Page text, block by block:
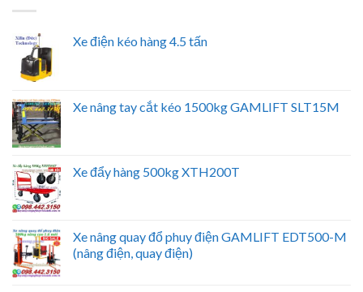
Xe điện kéo hàng 4.5 tấn
Xe nâng tay cắt kéo 1500kg GAMLIFT SLT15M
Xe đẩy hàng 500kg XTH200T
Xe nâng quay đổ phuy điện GAMLIFT EDT500-M
(nâng điện, quay điện)